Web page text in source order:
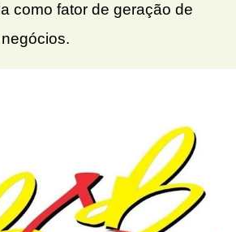
como fator de geração de